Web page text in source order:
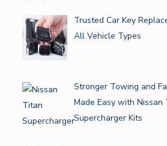
Trusted Car Key
All Vehicle Types
Stronger Towing and
Made Easy with Nissan
Supercharger Kits